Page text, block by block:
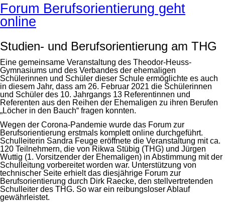
Forum Berufsorientierung geht
online
Studien- und Berufsorientierung am THG
Eine gemeinsame Veranstaltung des Theodor-Heuss-
Gymnasiums und des Verbandes der ehemaligen
Schülerinnen und Schüler dieser Schule ermöglichte es auch
in diesem Jahr, dass am 26. Februar 2021 die Schülerinnen
und Schüler des 10. Jahrgangs 13 Referentinnen und
Referenten aus den Reihen der Ehemaligen zu ihren Berufen
„Löcher in den Bauch“ fragen konnten.
Wegen der Corona-Pandemie wurde das Forum zur
Berufsorientierung erstmals komplett online durchgeführt.
Schulleiterin Sandra Feuge eröffnete die Veranstaltung mit ca.
120 Teilnehmern, die von Rikwa Stübig (THG) und Jürgen
Wuttig (1. Vorsitzender der Ehemaligen) in Abstimmung mit der
Schulleitung vorbereitet worden war. Unterstützung von
technischer Seite erhielt das diesjährige Forum zur
Berufsorientierung durch Dirk Raecke, den stellvertretenden
Schulleiter des THG. So war ein reibungsloser Ablauf
gewährleistet.